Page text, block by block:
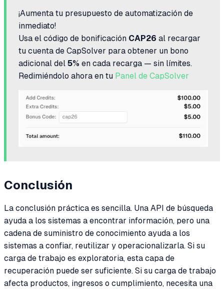
¡Aumenta tu presupuesto de automatización de
inmediato!
Usa el código de bonificación CAP26 al recargar
tu cuenta de CapSolver para obtener un bono
adicional del 5% en cada recarga — sin límites.
Redimiéndolo ahora en tu Panel de CapSolver
Conclusión
La conclusión práctica es sencilla. Una API de búsqueda
ayuda a los sistemas a encontrar información, pero una
cadena de suministro de conocimiento ayuda a los
sistemas a confiar, reutilizar y operacionalizarla. Si su
carga de trabajo es exploratoria, esta capa de
recuperación puede ser suficiente. Si su carga de trabajo
afecta productos, ingresos o cumplimiento, necesita una